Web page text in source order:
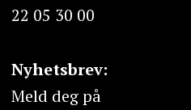
22 05 30 00
Nyhetsbrev:
Meld deg på